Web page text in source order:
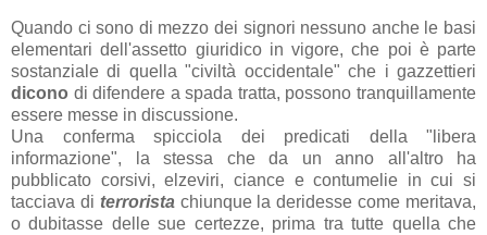
Quando ci sono di mezzo dei signori nessuno anche le basi
elementari dell'assetto giuridico in vigore, che poi è parte
sostanziale di quella "civiltà occidentale" che i gazzettieri
dicono di difendere a spada tratta, possono tranquillamente
essere messe in discussione.
Una conferma spicciola dei predicati della "libera
informazione", la stessa che da un anno all'altro ha
pubblicato corsivi, elzeviri, ciance e contumelie in cui si
tacciava di terrorista chiunque la deridesse come meritava,
o dubitasse delle sue certezze, prima tra tutte quella che